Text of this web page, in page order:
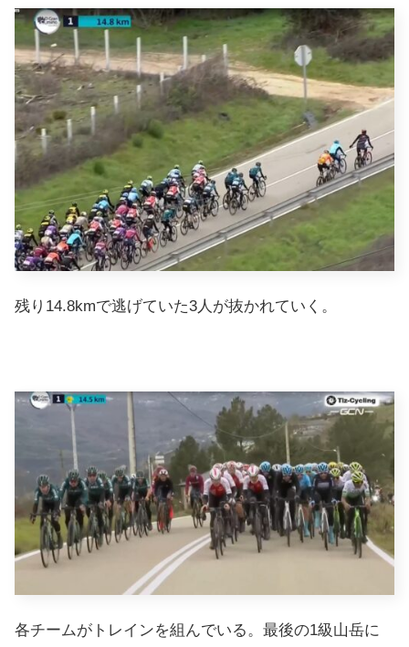
残り14.8kmで逃げていた3人が抜かれていく。
各チームがトレインを組んでいる。最後の1級山岳に